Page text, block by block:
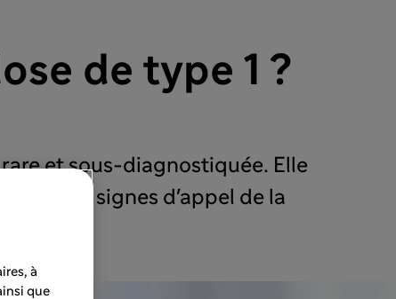
de type 1 ?
et sous-diagnostiquée. Elle
les signes d'appel de la
à
que